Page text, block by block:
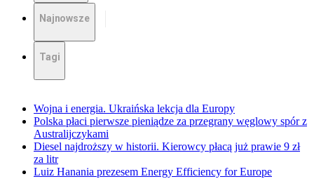
Najnowsze
Tagi
Wojna i energia. Ukraińska lekcja dla Europy
Polska płaci pierwsze pieniądze za przegrany węglowy spór z
Australijczykami
Diesel najdroższy w historii. Kierowcy płacą już prawie 9 zł
za litr
Luiz Hanania prezesem Energy Efficiency for Europe